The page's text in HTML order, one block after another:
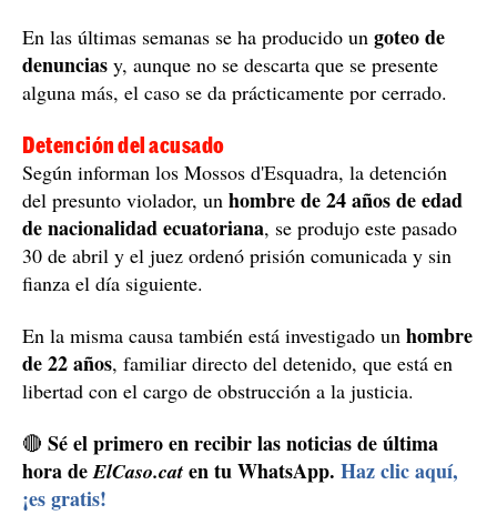
En las últimas semanas se ha producido un goteo de
denuncias y, aunque no se descarta que se presente
alguna más, el caso se da prácticamente por cerrado.
Detención del acusado
Según informan los Mossos d'Esquadra, la detención
del presunto violador, un hombre de 24 años de edad
de nacionalidad ecuatoriana, se produjo este pasado
30 de abril y el juez ordenó prisión comunicada y sin
fianza el día siguiente.
En la misma causa también está investigado un hombre
de 22 años, familiar directo del detenido, que está en
libertad con el cargo de obstrucción a la justicia.
🔴 Sé el primero en recibir las noticias de última
hora deElCaso.cat en tu WhatsApp. Haz clic aquí,
¡es gratis!